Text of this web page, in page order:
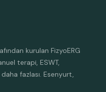
kurulan FizyoERG
terapi, ESWT,
fazlası. Esenyurt,